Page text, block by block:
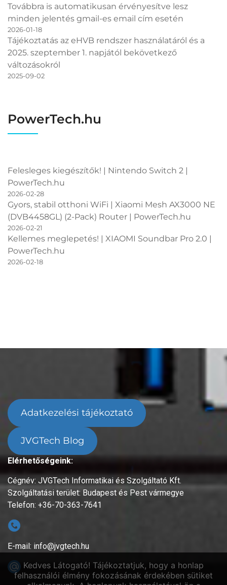
Továbbra is automatikusan érvényesítve lesz
minden jelentés gmail-es email cím esetén
2026-01-18
Tájékoztatás az eHVB rendszer használatáról és a
2025. szeptember 1. napjától bekövetkező
változásokról
2025-09-02
PowerTech.hu
Felesleges kiegészítők! | Nintendo Switch 2 |
PowerTech.hu
2026-02-28
Gyors, stabil otthoni WiFi | Xiaomi Mesh AX3000 NE
(DVB4458GL) (2-Pack) Router | PowerTech.hu
2026-02-21
Kellemes meglepetés! | XIAOMI Soundbar Pro 2.0 |
PowerTech.hu
2026-02-18
Adatkezelési tájékoztató
JVGTech Blog
Elérhetőségeink:
Cégnév: JVGTech Informatikai és Szolgáltató Kft.
Szolgáltatási terület: Budapest és Pest vármegye
Telefon: +36-70-363-7641
E-mail: info@jvgtech.hu
Kedves Látogató! Tájékoztatjuk, hogy a honlap
felhasználói élmény fokozásának érdekében sütiket